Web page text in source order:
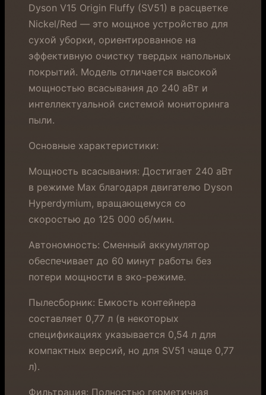
Dyson V15 Origin Fluffy (SV51) в расцветке
Nickel/Red — это мощное устройство для
сухой уборки, ориентированное на
эффективную очистку твердых напольных
покрытий. Модель отличается высокой
мощностью всасывания до 240 аВт и
интеллектуальной системой мониторинга
пыли.
Основные характеристики:
Мощность всасывания: Достигает 240 аВт
в режиме Max благодаря двигателю Dyson
Hyperdymium, вращающемуся со
скоростью до 125 000 об/мин.
Автономность: Сменный аккумулятор
обеспечивает до 60 минут работы без
потери мощности в эко-режиме.
Пылесборник: Емкость контейнера
составляет 0,77 л (в некоторых
спецификациях указывается 0,54 л для
компактных версий, но для SV51 чаще 0,77
л).
Фильтрация: Полностью герметичная